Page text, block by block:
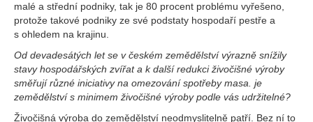
malé a střední podniky, tak je 80 procent problému vyřešeno,
protože takové podniky ze své podstaty hospodaří pestře a
s ohledem na krajinu.
Od devadesátých let se v českém zemědělství výrazně snížily
stavy hospodářských zvířat a k další redukci živočišné výroby
směřují různé iniciativy na omezování spotřeby masa. je
zemědělství s minimem živočišné výroby podle vás udržitelné?
Živočišná výroba do zemědělství neodmyslitelně patří. Bez ní to